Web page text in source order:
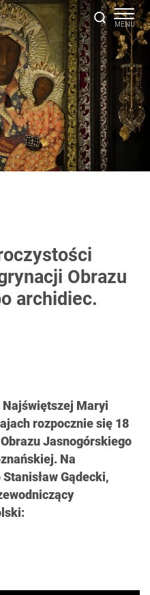
Obrazu
archidiec.
Najświętszej Maryi
rozpocznie się 18
Jasnogórskiego
Na
Gądecki,